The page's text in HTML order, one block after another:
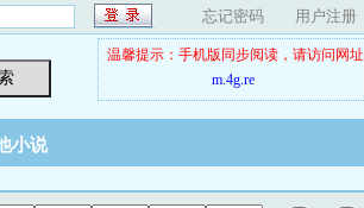
忘记密码 用户注册
温馨提示：手机版同步阅读，请访问网址
m.4g.re
小说